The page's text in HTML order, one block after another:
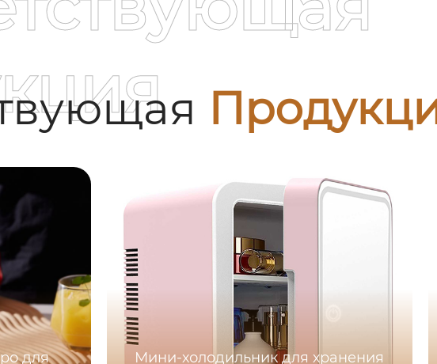
для
Мини-холодильник для хранения